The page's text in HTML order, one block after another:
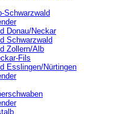
Schwarzwald
Donau/Neckar
Schwarzwald
Zollern/Alb
Fils
‎Esslingen/Nürtingen